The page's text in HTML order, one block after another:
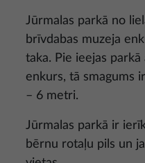
Jūrmalas parkā no
brīvdabas muzeja
taka. Pie ieejas
enkurs, tā smagums
– 6 metri.
Jūrmalas parkā ir
bērnu rotaļu pils un